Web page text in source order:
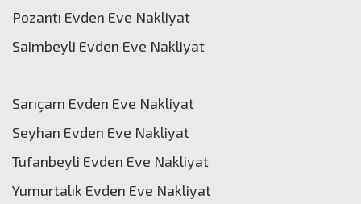
Pozantı Evden Eve Nakliyat
Saimbeyli Evden Eve Nakliyat
Sarıçam Evden Eve Nakliyat
Seyhan Evden Eve Nakliyat
Tufanbeyli Evden Eve Nakliyat
Yumurtalık Evden Eve Nakliyat